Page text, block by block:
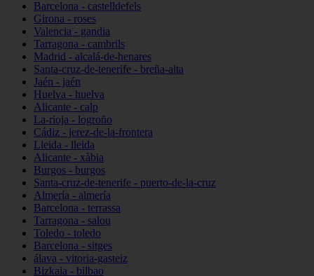
Barcelona - castelldefels
Girona - roses
Valencia - gandia
Tarragona - cambrils
Madrid - alcalá-de-henares
Santa-cruz-de-tenerife - breña-alta
Jaén - jaén
Huelva - huelva
Alicante - calp
La-rioja - logroño
Cádiz - jerez-de-la-frontera
Lleida - lleida
Alicante - xàbia
Burgos - burgos
Santa-cruz-de-tenerife - puerto-de-la-cruz
Almería - almería
Barcelona - terrassa
Tarragona - salou
Toledo - toledo
Barcelona - sitges
álava - vitoria-gasteiz
Bizkaia - bilbao